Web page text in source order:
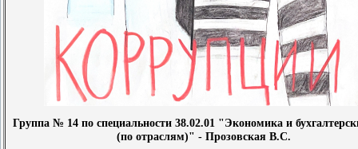
Группа № 14 по специальности 38.02.01 "Экономика и
(по отраслям)" - Прозовская В.С.